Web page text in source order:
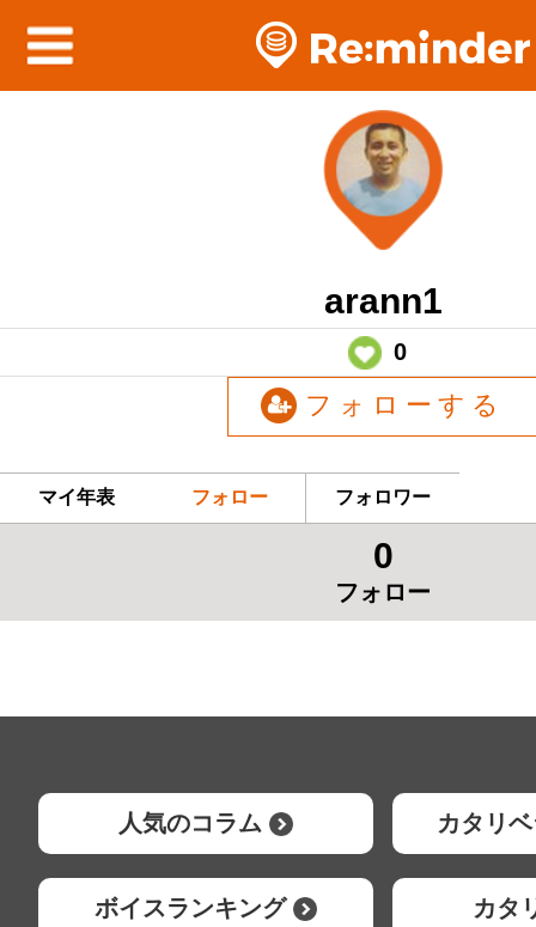
arann1
0
フォローする
マイ年表 フォロー フォロワー
0
フォロー
人気のコラム カタリ
ボイスランキング カタ